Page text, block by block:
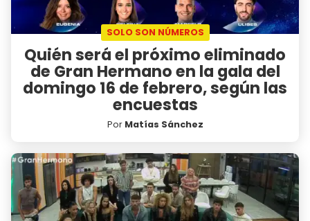
SOLO SON NÚMEROS
Quién será el próximo eliminado
de Gran Hermano en la gala del
domingo 16 de febrero, según las
encuestas
Por Matías Sánchez